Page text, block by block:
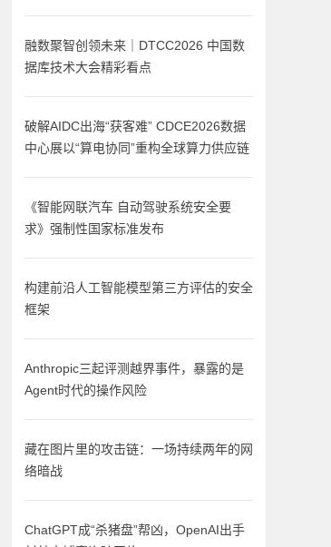
融数聚智创领未来｜DTCC2026 中国数
据库技术大会精彩看点
破解AIDC出海“获客难” CDCE2026数据
中心展以“算电协同”重构全球算力供应链
《智能网联汽车 自动驾驶系统安全要
求》强制性国家标准发布
构建前沿人工智能模型第三方评估的安全
框架
Anthropic三起评测越界事件，暴露的是
Agent时代的操作风险
藏在图片里的攻击链：一场持续两年的网
络暗战
ChatGPT成“杀猪盘”帮凶，OpenAI出手